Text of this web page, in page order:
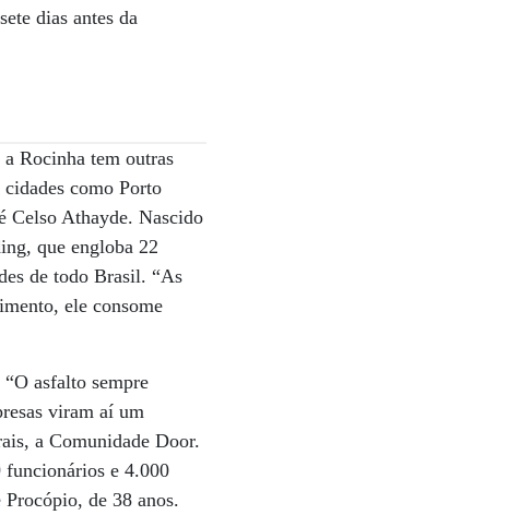
dias antes da
Rocinha tem outras
como Porto
Celso Athayde. Nascido
que engloba 22
de todo Brasil. “As
ele consome
asfalto sempre
viram aí um
a Comunidade Door.
funcionários e 4.000
de 38 anos.